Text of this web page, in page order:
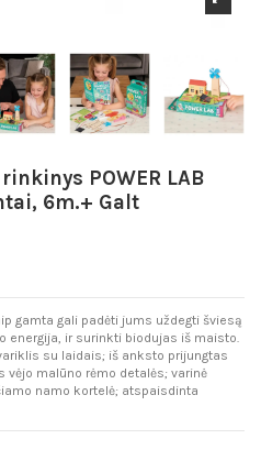
POWER LAB
6m.+ Galt
gamta gali padėti jums uždegti šviesą
energija, ir surinkti biodujas iš maisto.
su laidais; iš anksto prijungtas
malūno rėmo detalės; varinė
namo kortelė; atspaisdinta